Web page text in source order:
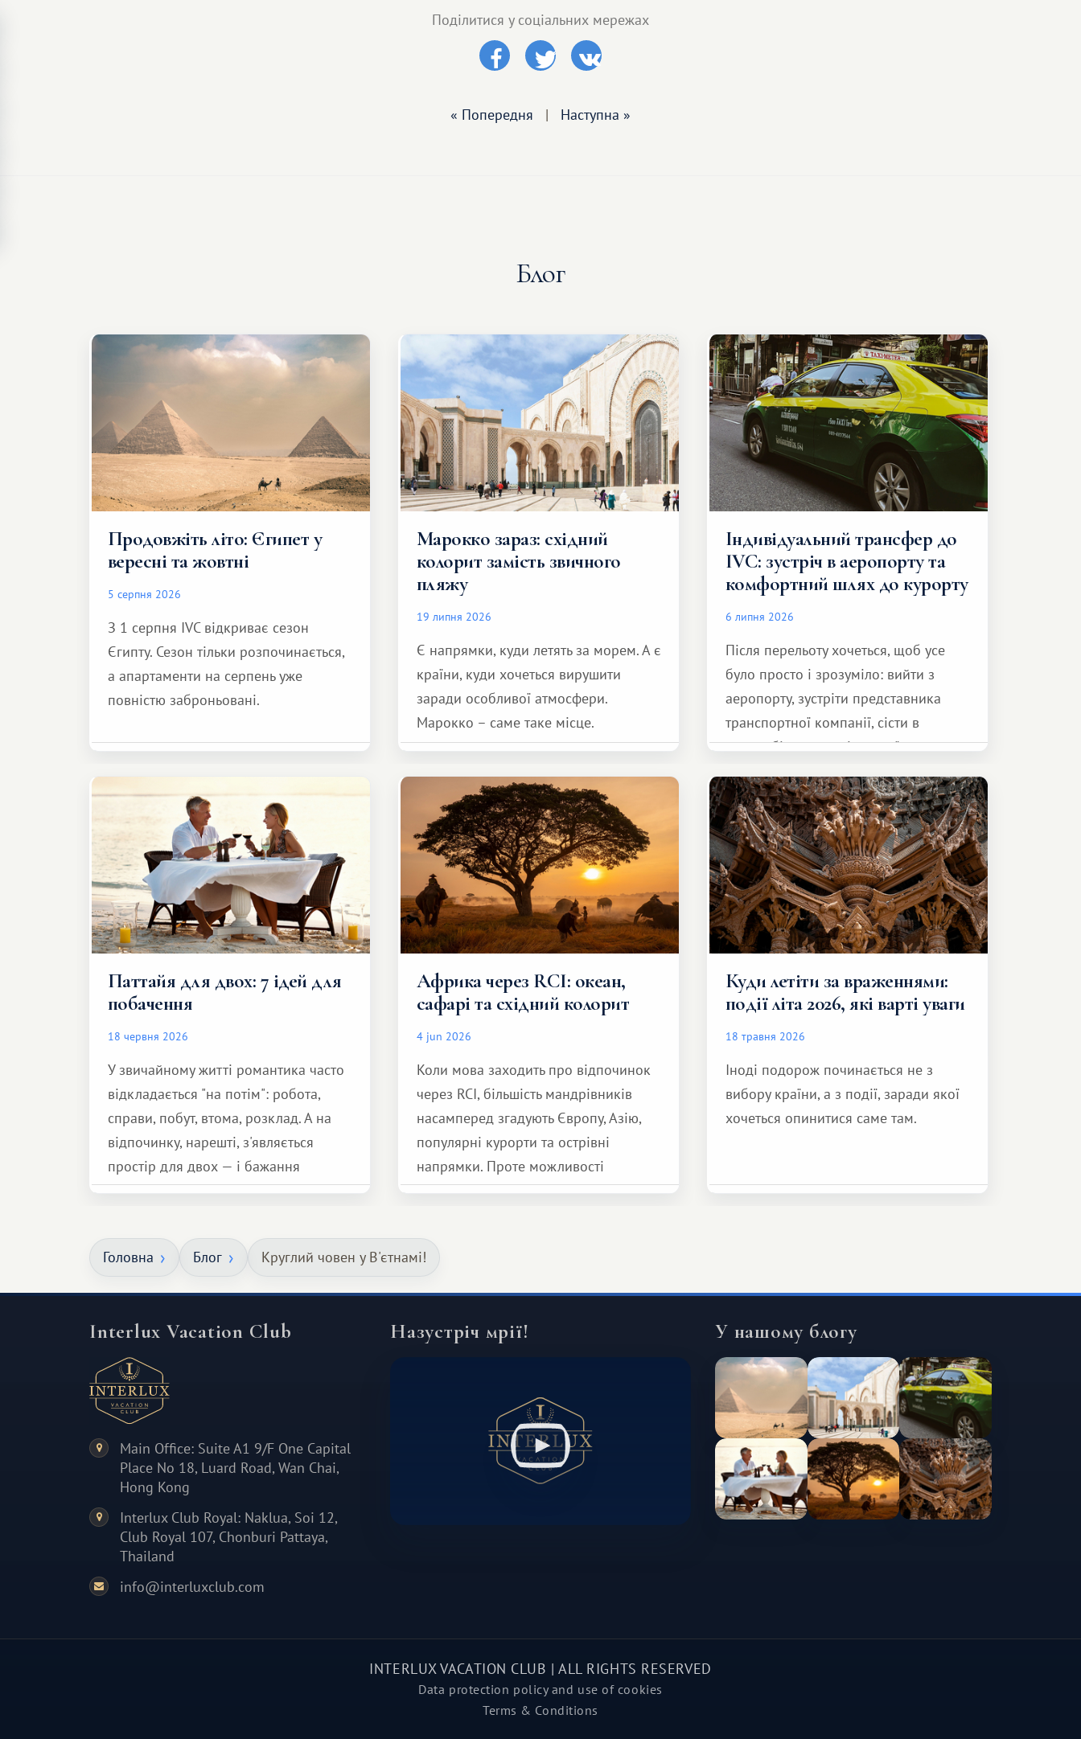
Поділитися у соціальних мережах
« Попередня | Наступна »
Блог
Продовжіть літо: Єгипет у
вересні та жовтні
5 серпня 2026
З 1 серпня IVC відкриває сезон
Єгипту. Сезон тільки розпочинається,
а апартаменти на серпень уже
повністю заброньовані.
Марокко зараз: східний
колорит замість звичного
пляжу
19 липня 2026
Є напрямки, куди летять за морем. А є
країни, куди хочеться вирушити
заради особливої ​​атмосфери.
Марокко – саме таке місце.
Індивідуальний трансфер до
IVC: зустріч в аеропорту та
комфортний шлях до курорту
6 липня 2026
Після перельоту хочеться, щоб усе
було просто і зрозуміло: вийти з
аеропорту, зустріти представника
транспортної компанії, сісти в
автомобіль та спокійно доїхати до
Паттайя для двох: 7 ідей для
побачення
18 червня 2026
У звичайному житті романтика часто
відкладається "на потім": робота,
справи, побут, втома, розклад. А на
відпочинку, нарешті, з'являється
простір для двох — і бажання
зробити для близької людини щось
але тепле і незабутнє :)
Африка через RCI: океан,
сафарі та східний колорит
4 jun 2026
Коли мова заходить про відпочинок
через RCI, більшість мандрівників
насамперед згадують Європу, Азію,
популярні курорти та острівні
напрямки. Проте можливості
обмінної системи значно ширші.
який здатний подарувати зовсім
інший формат подорожі.
Куди летіти за враженнями:
події літа 2026, які варті уваги
18 травня 2026
Іноді подорож починається не з
вибору країни, а з події, заради якої
хочеться опинитися саме там.
Головна Блог Круглий човен у В'єтнамі!
Interlux Vacation Club
Main Office: Suite A1 9/F One Capital
Place No 18, Luard Road, Wan Chai,
Hong Kong
Interlux Club Royal: Naklua, Soi 12,
Club Royal 107, Chonburi Pattaya,
Thailand
info@interluxclub.com
Назустріч мрії! У нашому блогу
INTERLUX VACATION CLUB | ALL RIGHTS RESERVED
Data protection policy and use of cookies
Terms & Conditions